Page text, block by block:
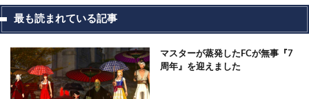
最も読まれている記事
マスターが蒸発したFCが無事『7
周年』を迎えました